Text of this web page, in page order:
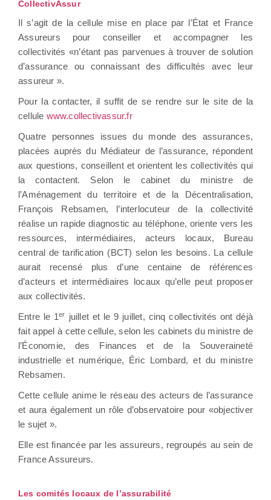
CollectivAssur
Il s’agit de la cellule mise en place par l’État et France
Assureurs pour conseiller et accompagner les
collectivités «n’étant pas parvenues à trouver de solution
d’assurance ou connaissant des difficultés avec leur
assureur ».
Pour la contacter, il suffit de se rendre sur le site de la
cellule www.collectivassur.fr
Quatre personnes issues du monde des assurances,
placées auprès du Médiateur de l’assurance, répondent
aux questions, conseillent et orientent les collectivités qui
la contactent. Selon le cabinet du ministre de
l’Aménagement du territoire et de la Décentralisation,
François Rebsamen, l’interlocuteur de la collectivité
réalise un rapide diagnostic au téléphone, oriente vers les
ressources, intermédiaires, acteurs locaux, Bureau
central de tarification (BCT) selon les besoins. La cellule
aurait recensé plus d’une centaine de références
d’acteurs et intermédiaires locaux qu’elle peut proposer
aux collectivités.
Entre le 1er
juillet et le 9 juillet, cinq collectivités ont déjà
fait appel à cette cellule, selon les cabinets du ministre de
l’Économie, des Finances et de la Souveraineté
industrielle et numérique, Éric Lombard, et du ministre
Rebsamen.
Cette cellule anime le réseau des acteurs de l’assurance
et aura également un rôle d’observatoire pour «objectiver
le sujet ».
Elle est financée par les assureurs, regroupés au sein de
France Assureurs.
Les comités locaux de l’assurabilité